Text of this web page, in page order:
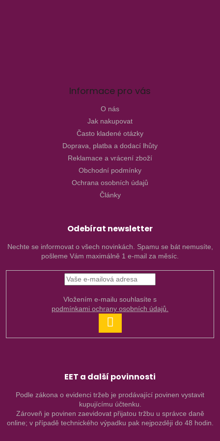
Informace pro vás
O nás
Jak nakupovat
Často kladené otázky
Doprava, platba a dodací lhůty
Reklamace a vrácení zboží
Obchodní podmínky
Ochrana osobních údajů
Články
Odebírat newsletter
Nechte se informovat o všech novinkách. Spamu se bát nemusíte,
pošleme Vám maximálně 1 e-mail za měsíc.
podmínkami ochrany osobních údajů.
SE
EET a další povinnosti
Podle zákona o evidenci tržeb je prodávající povinen vystavit
kupujícímu účtenku.
Zároveň je povinen zaevidovat přijatou tržbu u správce daně
online; v případě technického výpadku pak nejpozději do 48 hodin.